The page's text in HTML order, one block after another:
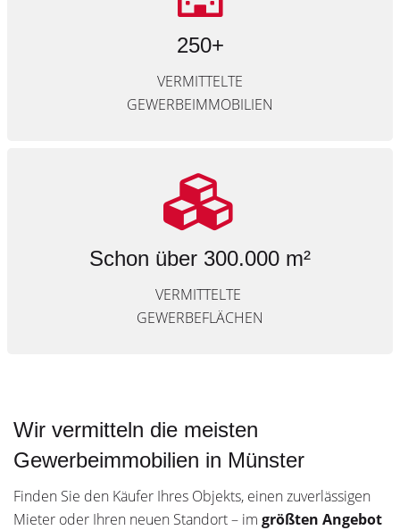
250+
VERMITTELTE
GEWERBEIMMOBILIEN
Schon über 300.000 m²
VERMITTELTE
GEWERBEFLÄCHEN
Wir vermitteln die meisten
Gewerbeimmobilien in Münster
Finden Sie den Käufer Ihres Objekts, einen zuverlässigen
Mieter oder Ihren neuen Standort – im größten Angebot